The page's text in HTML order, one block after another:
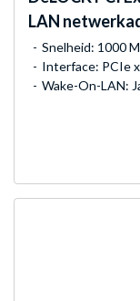
LAN
Snelheid: 1000
Interface: PCIe
Wake-On-LAN: